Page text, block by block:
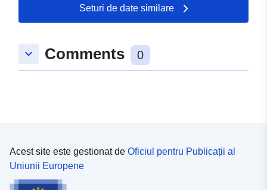
Seturi de date similare
keyboard_arrow_down Comments 0
Acest site este gestionat de Oficiul pentru Publicații al
Uniunii Europene